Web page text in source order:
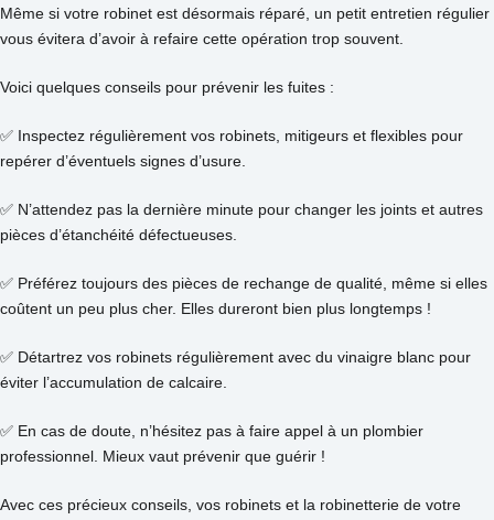
Même si votre robinet est désormais réparé, un petit entretien régulier
vous évitera d’avoir à refaire cette opération trop souvent.
Voici quelques conseils pour prévenir les fuites :
✅ Inspectez régulièrement vos robinets, mitigeurs et flexibles pour
repérer d’éventuels signes d’usure.
✅ N’attendez pas la dernière minute pour changer les joints et autres
pièces d’étanchéité défectueuses.
✅ Préférez toujours des pièces de rechange de qualité, même si elles
coûtent un peu plus cher. Elles dureront bien plus longtemps !
✅ Détartrez vos robinets régulièrement avec du vinaigre blanc pour
éviter l’accumulation de calcaire.
✅ En cas de doute, n’hésitez pas à faire appel à un plombier
professionnel. Mieux vaut prévenir que guérir !
Avec ces précieux conseils, vos robinets et la robinetterie de votre